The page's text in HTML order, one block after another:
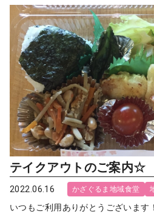
テイクアウトのご案内☆
2022.06.16 かざぐるま地域食堂
いつもご利用ありがとうございます